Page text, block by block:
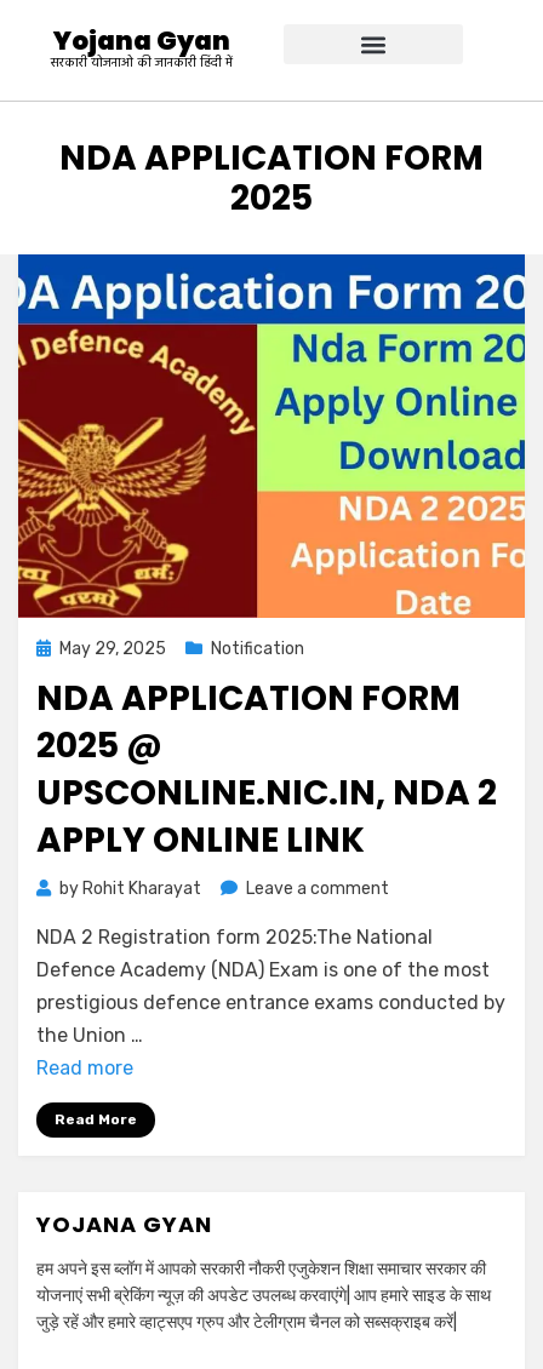
Yojana Gyan
सरकारी योजनाओ की जानकारी हिंदी में
TAG
:
NDA APPLICATION FORM
2025
May 29, 2025 Notification
NDA APPLICATION FORM
2025 @
UPSCONLINE.NIC.IN, NDA 2
APPLY ONLINE LINK
by Rohit Kharayat Leave a comment
NDA 2 Registration form 2025:The National
Defence Academy (NDA) Exam is one of the most
prestigious defence entrance exams conducted by
the Union …
Read more
Read More
YOJANA GYAN
हम अपने इस ब्लॉग में आपको सरकारी नौकरी एजुकेशन शिक्षा समाचार सरकार की
योजनाएं सभी ब्रेकिंग न्यूज़ की अपडेट उपलब्ध करवाएंगे| आप हमारे साइड के साथ
जुड़े रहें और हमारे व्हाट्सएप ग्रुप और टेलीग्राम चैनल को सब्सक्राइब करें|